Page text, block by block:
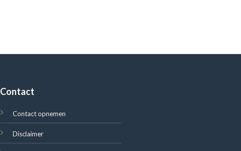
Contact
Contact opnemen
Disclaimer